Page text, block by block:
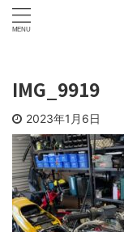
IMG_9919
2023年1月6日